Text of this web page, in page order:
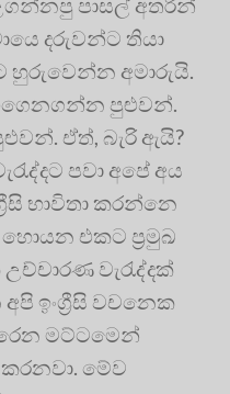
දරුවන්ට තියා
හුරුවෙන්න අමාරුයි.
ඉගෙනගන්න පුළුවන්.
ඒත්, බැරි ඇයි?
පවා අපේ අය
භාවිතා කරන්නෙ
හොයන එකට ප්‍රමුඛ
වැරැද්දක්
ඉංග්‍රීසි වචනෙක
මට්ටමෙන්
මේව